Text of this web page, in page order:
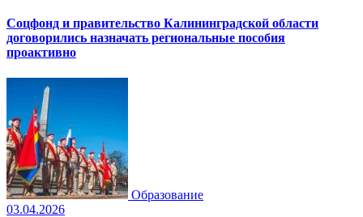
Соцфонд и правительство Калининградской области
договорились назначать региональные пособия
проактивно
Образование
03.04.2026